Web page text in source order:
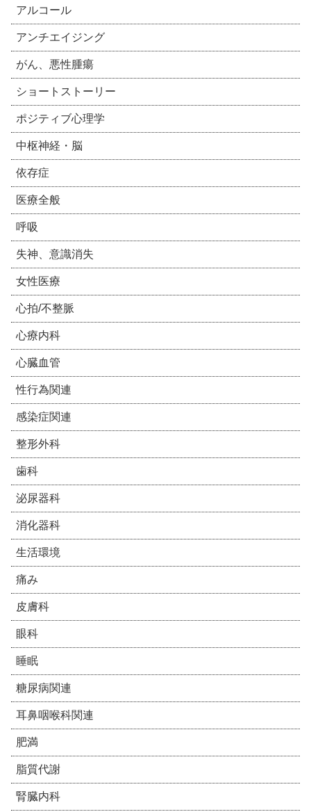
アルコール
アンチエイジング
がん、悪性腫瘍
ショートストーリー
ポジティブ心理学
中枢神経・脳
依存症
医療全般
呼吸
失神、意識消失
女性医療
心拍/不整脈
心療内科
心臓血管
性行為関連
感染症関連
整形外科
歯科
泌尿器科
消化器科
生活環境
痛み
皮膚科
眼科
睡眠
糖尿病関連
耳鼻咽喉科関連
肥満
脂質代謝
腎臓内科